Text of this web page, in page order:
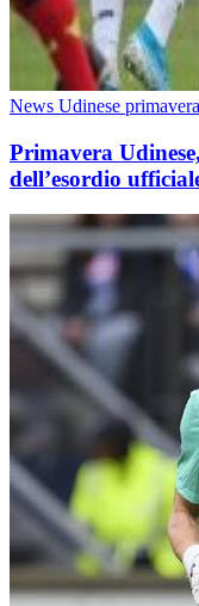
News Udinese primavera
Primavera
dell’esordio